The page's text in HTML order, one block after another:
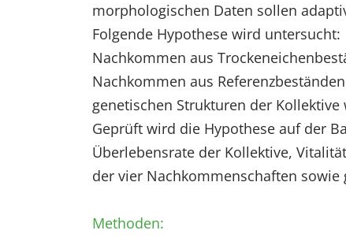
morphologischen Daten sollen
Folgende Hypothese wird untersucht:
Nachkommen aus
Nachkommen aus
genetischen Strukturen der Kollektive
Geprüft wird die Hypothese auf der
Überlebensrate der Kollektive,
der vier Nachkommenschaften
Methoden:
Dieser Cookie speichert die
ausgewählten Einverständnis-
Optionen des Benutzers
EXTERNE MEDIEN
Plattformen anzeigen zu können, werden von